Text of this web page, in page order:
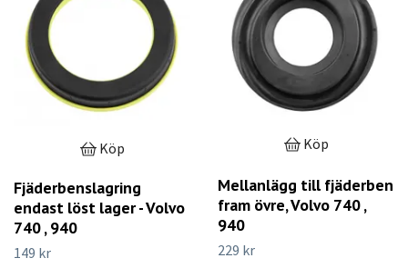
Köp
Fjäderbenslagring
endast löst lager - Volvo
740 , 940
149 kr
Köp
Mellanlägg till fjäderben
fram övre, Volvo 740 ,
940
229 kr